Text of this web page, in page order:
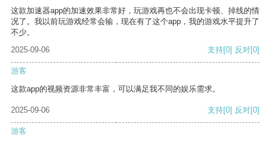
这款加速器app的加速效果非常好，玩游戏再也不会出现卡顿、掉线的情
况了。我以前玩游戏经常会输，现在有了这个app，我的游戏水平提升了
不少。
2025-09-06
支持[0] 反对[0]
游客
这款app的视频资源非常丰富，可以满足我不同的娱乐需求。
2025-09-06 支持[0] 反对[0]
游客